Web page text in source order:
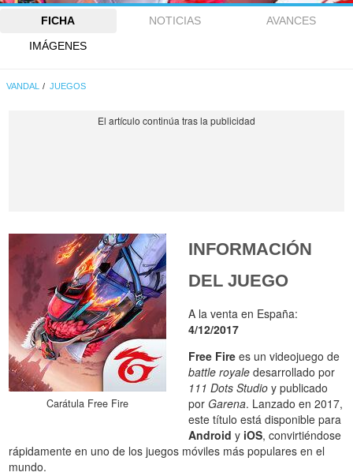
FICHA NOTICIAS
AVANCES
IMÁGENES
VANDAL JUEGOS
Carátula Free Fire
INFORMACIÓN
DEL JUEGO
A la venta en España:
4/12/2017
Free Fire es un videojuego de
battle royale desarrollado por
111 Dots Studio y publicado
porGarena. Lanzado en 2017,
este título está disponible para
Android y iOS, convirtiéndose
rápidamente en uno de los juegos móviles más populares en el
mundo.